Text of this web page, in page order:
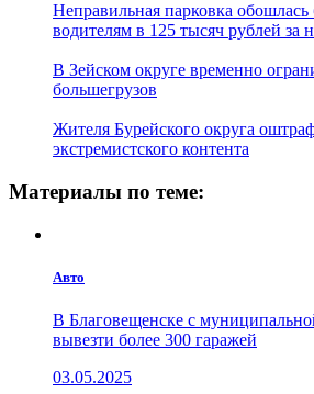
Неправильная парковка
водителям в 125 тысяч рублей за
В Зейском округе временно
большегрузов
Жителя Бурейского округа
экстремистского контента
Материалы по теме:
Авто
В Благовещенске с
вывезти более 300 гаражей
03.05.2025